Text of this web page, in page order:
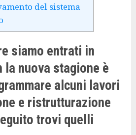
del sistema
siamo entrati in
la nuova stagione è
alcuni lavori
e ristrutturazione
trovi quelli